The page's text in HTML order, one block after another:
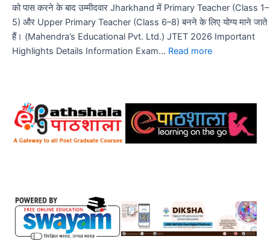
से
एक
|
Qualification,
Salary
को पास करने के बाद उम्मीदवार Jharkhand में Primary Teacher (Class 1–
5) और Upper Primary Teacher (Class 6–8) बनने के लिए योग्य माने जाते
हैं। (Mahendra’s Educational Pvt. Ltd.) JTET 2026 Important
Highlights Details Information Exam… Read more:
(JTET)
Full